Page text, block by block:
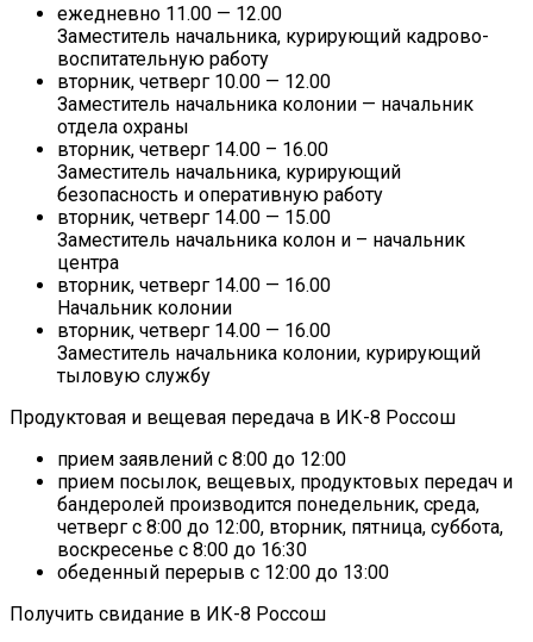
ежедневно 11.00 — 12.00
Заместитель начальника, курирующий кадрово-
воспитательную работу
вторник, четверг 10.00 — 12.00
Заместитель начальника колонии — начальник
отдела охраны
вторник, четверг 14.00 – 16.00
Заместитель начальника, курирующий
безопасность и оперативную работу
вторник, четверг 14.00 — 15.00
Заместитель начальника колон и – начальник
центра
вторник, четверг 14.00 — 16.00
Начальник колонии
вторник, четверг 14.00 — 16.00
Заместитель начальника колонии, курирующий
тыловую службу
Продуктовая и вещевая передача в ИК-8 Россош
прием заявлений с 8:00 до 12:00
прием посылок, вещевых, продуктовых передач и
бандеролей производится понедельник, среда,
четверг с 8:00 до 12:00, вторник, пятница, суббота,
воскресенье с 8:00 до 16:30
обеденный перерыв с 12:00 до 13:00
Получить свидание в ИК-8 Россош